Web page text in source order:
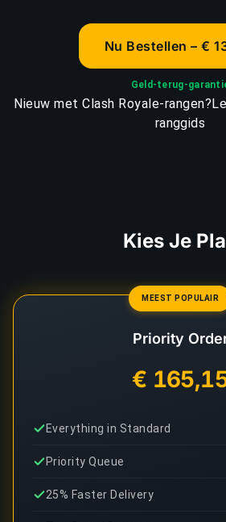
Nu Bestellen – €
Geld-terug-
Nieuw met Clash Royale-rangen?
ranggids
Kies Je
MEEST POPULAIR
Priority
€
Everything in Standard
Priority Queue
25% Faster Delivery